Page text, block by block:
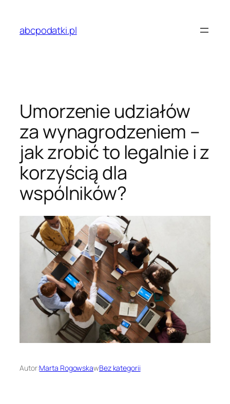
treściabcpodatki.pl
Umorzenie udziałów
za wynagrodzeniem –
jak zrobić to legalnie i z
korzyścią dla
wspólników?
Autor:Marta RogowskawBez kategorii